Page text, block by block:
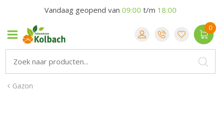
Gazon
Vandaag geopend van 09:00 t/m 18:00